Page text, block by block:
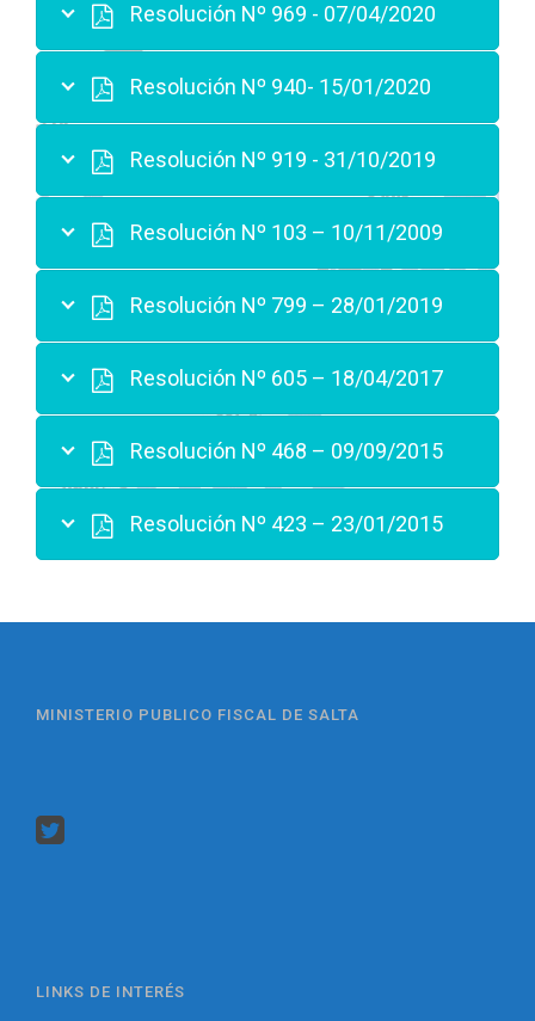
Resolución Nº 969 - 07/04/2020
Resolución Nº 940- 15/01/2020
Resolución Nº 919 - 31/10/2019
Resolución Nº 103 – 10/11/2009
Resolución Nº 799 – 28/01/2019
Resolución Nº 605 – 18/04/2017
Resolución Nº 468 – 09/09/2015
Resolución Nº 423 – 23/01/2015
MINISTERIO PUBLICO FISCAL DE SALTA
LINKS DE INTERÉS